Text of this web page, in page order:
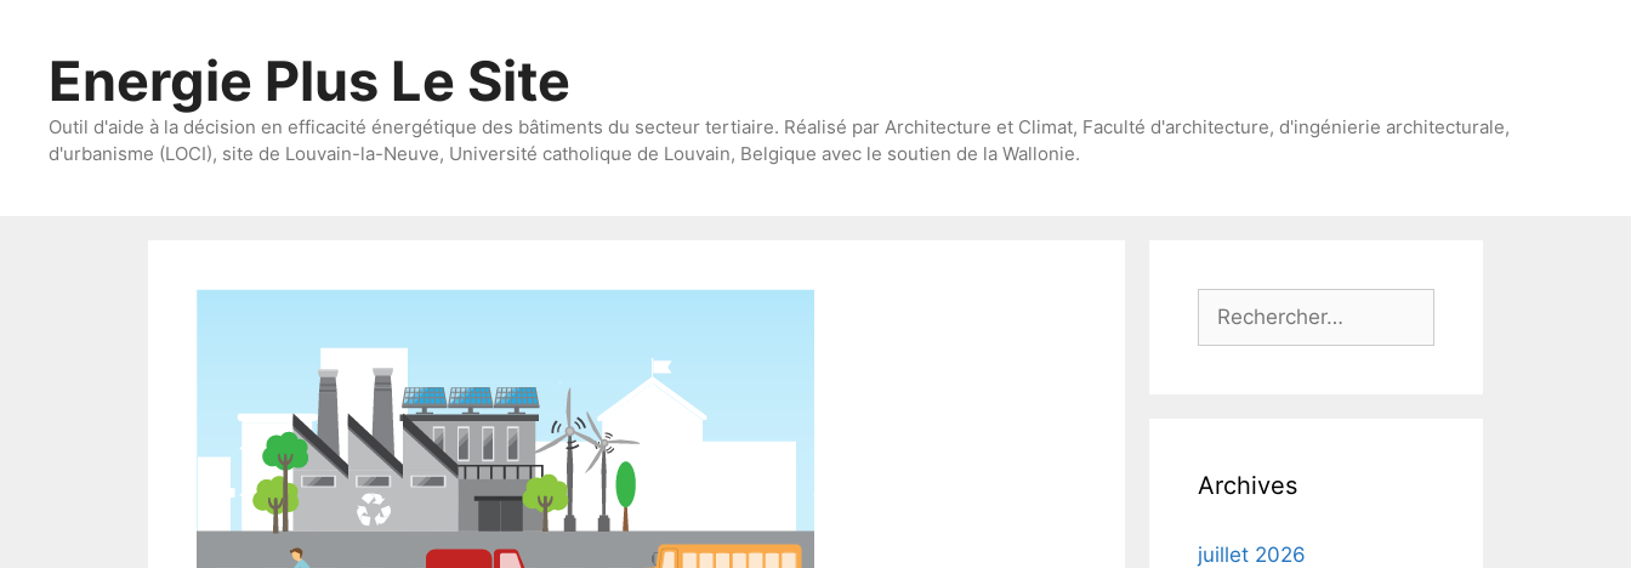
contenuEnergie Plus Le Site
Outil d'aide à la décision en efficacité énergétique des bâtiments du secteur tertiaire. Réalisé par Architecture et Climat, Faculté d'architecture, d'ingénierie architecturale,
d'urbanisme (LOCI), site de Louvain-la-Neuve, Université catholique de Louvain, Belgique avec le soutien de la Wallonie.
Rechercher :
Archives
juillet 2026